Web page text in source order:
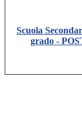
Scuola
grado -